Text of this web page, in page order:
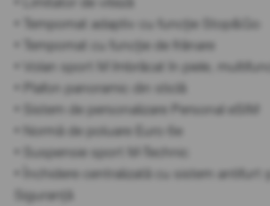
• Tempomat adaptiv cu funcție Stop&Go
• Tempomat cu funcție de frânare
• Volan sport M îmbrăcat în piele,
• Plafon panoramic din sticlă
• Sistem de personalizare Personal eSIM
• Normă de poluare Euro 6e
• Suspensie sport M-Technic
• Închidere centralizată cu sistem antifurt
Siguranță